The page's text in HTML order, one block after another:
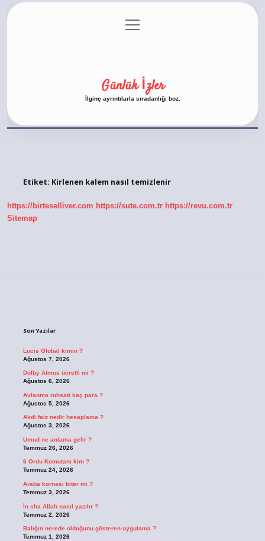
Gizlilik Politikası
menüyü
aç
Günlük İzler
İlginç ayrıntılarla sıradanlığı boz.
Etiket: Kirlenen kalem nasıl temizlenir
https://birteselliver.com https://sute.com.tr https://revu.com.tr
Sitemap
Son Yazılar
Lucis Global kimin ?
Ağustos 7, 2026
Dolby Atmos ücretli mi ?
Ağustos 6, 2026
Avlanma ruhsatı kaç para ?
Ağustos 5, 2026
Akdi faiz nedir hesaplama ?
Ağustos 3, 2026
Umud ne anlama gelir ?
Temmuz 26, 2026
6 Ordu Komutanı kim ?
Temmuz 24, 2026
Araba kornası biter mi ?
Temmuz 3, 2026
İn sha Allah nasıl yazılır ?
Temmuz 2, 2026
Balığın nerede olduğunu gösteren uygulama ?
Temmuz 1, 2026